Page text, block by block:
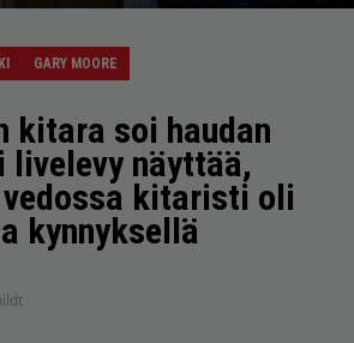
GARY MOORE
kitara soi haudan
livelevy näyttää,
kitaristi oli
kynnyksellä